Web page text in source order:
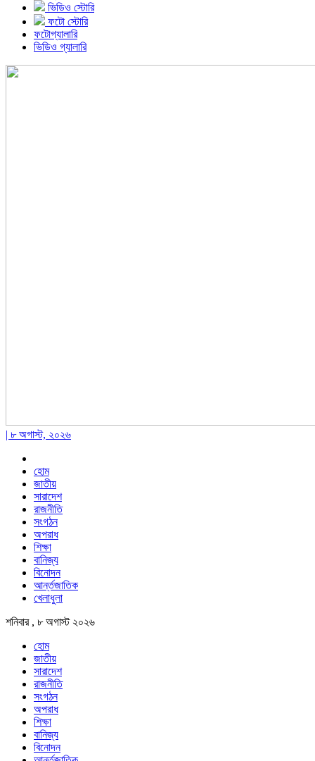
ভিডিও স্টোরি
ফটো স্টোরি
ফটোগ্যালারি
ভিডিও গ্যালারি
| ৮ অগাস্ট, ২০২৬
হোম
জাতীয়
সারাদেশ
রাজনীতি
সংগঠন
অপরাধ
শিক্ষা
বানিজ্য
বিনোদন
আর্ন্তজাতিক
খেলাধুলা
শনিবার , ৮ অগাস্ট ২০২৬
হোম
জাতীয়
সারাদেশ
রাজনীতি
সংগঠন
অপরাধ
শিক্ষা
বানিজ্য
বিনোদন